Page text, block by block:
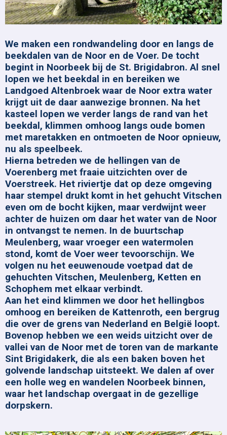
We maken een rondwandeling door en langs de
beekdalen van de Noor en de Voer. De tocht
begint in Noorbeek bij de St. Brigidabron. Al snel
lopen we het beekdal in en bereiken we
Landgoed Altenbroek waar de Noor extra water
krijgt uit de daar aanwezige bronnen. Na het
kasteel lopen we verder langs de rand van het
beekdal, klimmen omhoog langs oude bomen
met maretakken en ontmoeten de Noor opnieuw,
nu als speelbeek.
Hierna betreden we de hellingen van de
Voerenberg met fraaie uitzichten over de
Voerstreek. Het riviertje dat op deze omgeving
haar stempel drukt komt in het gehucht Vitschen
even om de bocht kijken, maar verdwijnt weer
achter de huizen om daar het water van de Noor
in ontvangst te nemen. In de buurtschap
Meulenberg, waar vroeger een watermolen
stond, komt de Voer weer tevoorschijn. We
volgen nu het eeuwenoude voetpad dat de
gehuchten Vitschen, Meulenberg, Ketten en
Schophem met elkaar verbindt.
Aan het eind klimmen we door het hellingbos
omhoog en bereiken de Kattenroth, een bergrug
die over de grens van Nederland en België loopt.
Bovenop hebben we een weids uitzicht over de
vallei van de Noor met de toren van de markante
Sint Brigidakerk, die als een baken boven het
golvende landschap uitsteekt. We dalen af over
een holle weg en wandelen Noorbeek binnen,
waar het landschap overgaat in de gezellige
dorpskern.